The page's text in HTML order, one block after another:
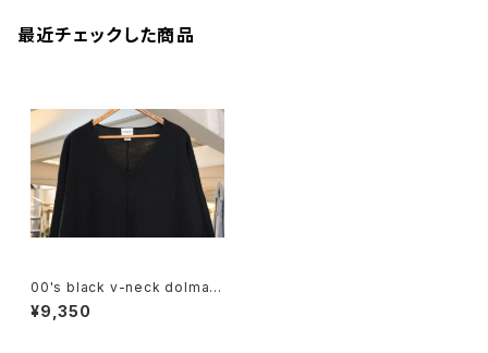
最近チェックした商品
00's black v-neck dolman
sleeve cashmere Sweater
¥9,350